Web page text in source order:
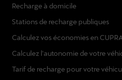
Recharge à domicile
Stations de recharge publiques
Calculez vos économies en
Calculez l'autonomie de votre
Tarif de recharge pour votre